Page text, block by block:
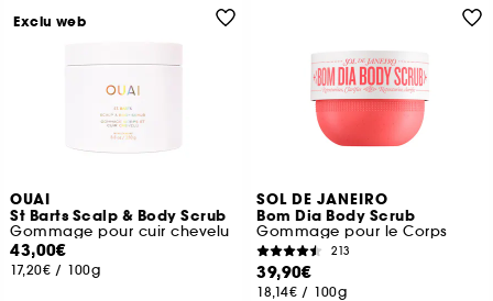
OUAI
St Barts Scalp & Body Scrub
Gommage pour cuir chevelu
43,00€
17,20€ / 100g
Exclu web
SOL DE JANEIRO
Bom Dia Body Scrub
Gommage pour le Corps
213
39,90€
18,14€ / 100g